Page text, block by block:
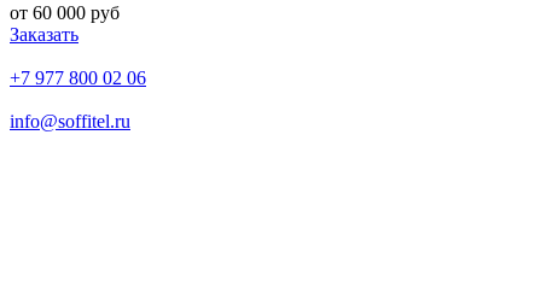
от 60 000 руб
Заказать
+7 977 800 02 06
info@soffitel.ru